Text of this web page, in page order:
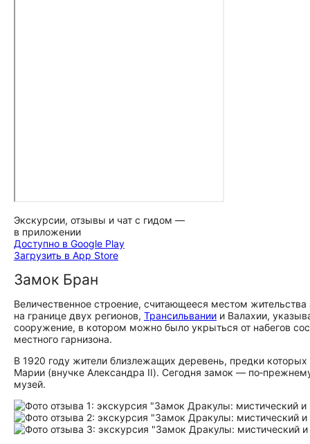
Экскурсии, отзывы и чат с гидом —
в приложении
Доступно в Google Play
Загрузить в App Store
Замок Бран
Величественное строение, считающееся местом
на границе двух регионов, Трансильвании и Валахии,
сооружение, в котором можно было укрыться от набегов
местного гарнизона.
В 1920 году жители близлежащих деревень, предки
Марии (внучке Александра II). Сегодня замок —
музей.